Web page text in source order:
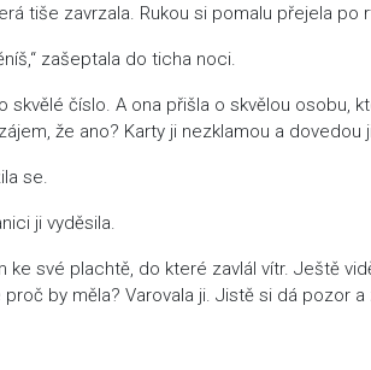
tiše zavrzala. Rukou si pomalu přejela po
zašeptala do ticha noci.
číslo. A ona přišla o skvělou osobu,
že ano? Karty ji nezklamou a dovedou
se.
ji vyděsila.
své plachtě, do které zavlál vítr. Ještě
by měla? Varovala ji. Jistě si dá pozor